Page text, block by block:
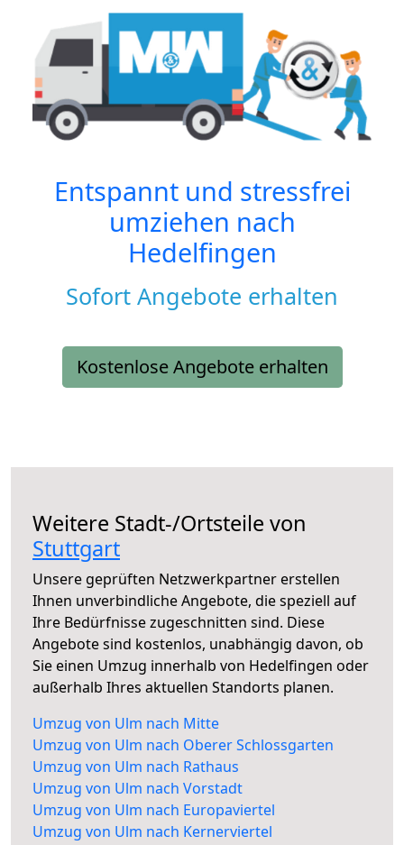
Entspannt und stressfrei
umziehen nach
Hedelfingen
Sofort Angebote erhalten
Kostenlose Angebote erhalten
Weitere Stadt-/Ortsteile von
Stuttgart
Unsere geprüften Netzwerkpartner erstellen
Ihnen unverbindliche Angebote, die speziell auf
Ihre Bedürfnisse zugeschnitten sind. Diese
Angebote sind kostenlos, unabhängig davon, ob
Sie einen Umzug innerhalb von Hedelfingen oder
außerhalb Ihres aktuellen Standorts planen.
Umzug von Ulm nach Mitte
Umzug von Ulm nach Oberer Schlossgarten
Umzug von Ulm nach Rathaus
Umzug von Ulm nach Vorstadt
Umzug von Ulm nach Europaviertel
Umzug von Ulm nach Kernerviertel